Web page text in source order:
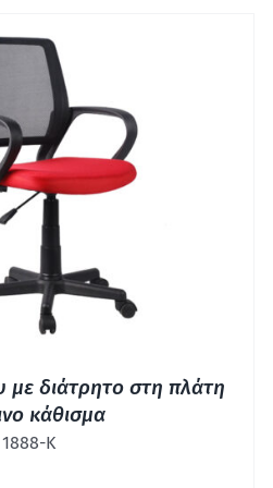
ΠΡΟΒΟΛΉ
με διάτρητο στη πλάτη
κάθισμα
1888-Κ